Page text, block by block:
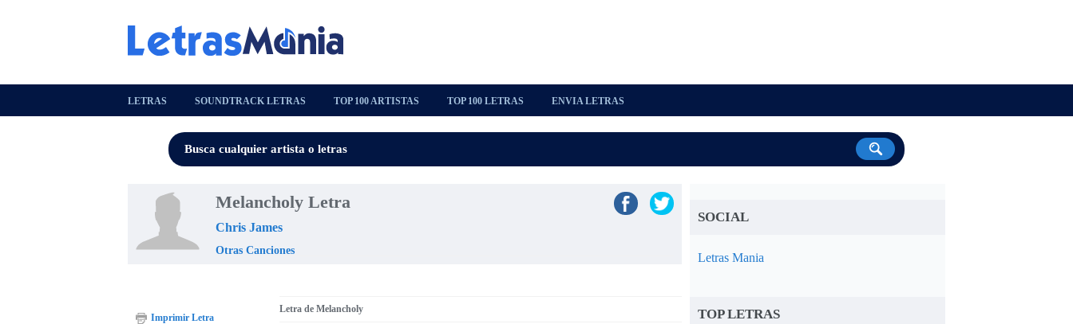
LETRAS SOUNDTRACK LETRAS TOP 100 ARTISTAS TOP 100 LETRAS ENVIA LETRAS
Melancholy Letra
Chris James
Otras Canciones
Letra de Melancholy
Imprimir Letra
SOCIAL
Letras Mania
TOP LETRAS